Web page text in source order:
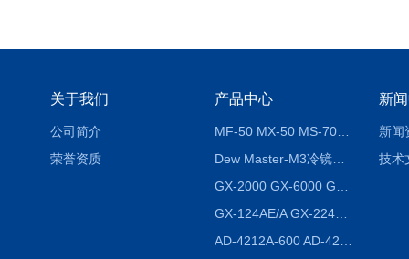
关于我们
公司简介
荣誉资质
产品中心
MF-50 MX-50 MS-70卤素水分测定仪 红外线水分仪
Dew Master-M3冷镜式露点仪
GX-124AE/A GX-224AE/A分析天平
新
新闻
技术